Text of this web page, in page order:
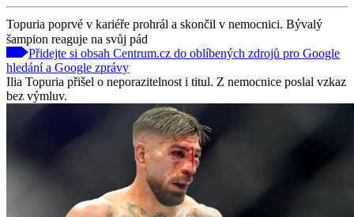
Topuria poprvé v kariéře prohrál a skončil v nemocnici. Bývalý
šampion reaguje na svůj pád
Přidejte si obsah Centrum.cz do oblíbených zdrojů pro Google
hledání a Google zprávy
Ilia Topuria přišel o neporazitelnost i titul. Z nemocnice poslal vzkaz
bez výmluv.